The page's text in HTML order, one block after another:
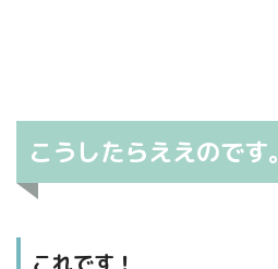
こうしたらええのです。